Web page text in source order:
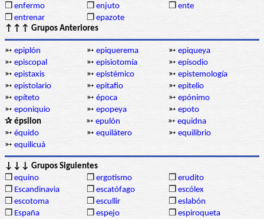
❒ enfermo ❒ enjuto ❒ ente
❒ entrenar ❒ epazote
↑↑↑ Grupos Anteriores
➳ epiplón ➳ epiquerema ➳ epiqueya
➳ episcopal ➳ episiotomía ➳ episodio
➳ epistaxis ➳ epistémico ➳ epistemología
➳ epistolario ➳ epitafio ➳ epitelio
➳ epíteto ➳ época ➳ epónimo
➳ eponiquio ➳ epopeya ➳ epoto
✰ épsilon
➳ epulón ➳ equidna
➳ équido ➳ equilátero ➳ equilibrio
➳ equilicuá
↓↓↓ Grupos Siguientes
❒ equino ❒ ergotismo ❒ erudito
❒ Escandinavia ❒ escatófago ❒ escólex
❒ escotoma ❒ escullir ❒ eslabón
❒ España ❒ espejo ❒ espiroqueta